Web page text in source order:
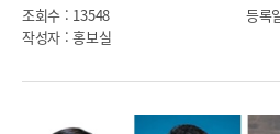
조회수 : 13548 등록
작성자 : 홍보실